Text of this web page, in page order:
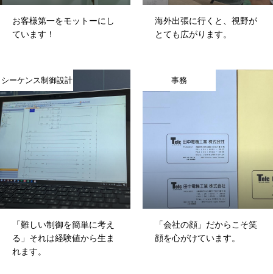
HOME
COMPANY
BUSINESS
お客様第一をモットーにし
ています！
海外出張に行くと、視野が
とても広がります。
シーケンス制御設計
「難しい制御を簡単に考え
る」それは経験値から生ま
れます。
事務
「会社の顔」だからこそ笑
顔を心がけています。